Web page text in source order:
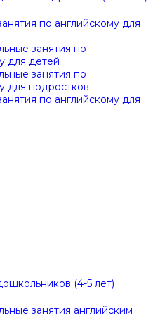
по английскому для
занятия по
для детей
занятия по
для подростков
по английскому для
(4-5 лет)
занятия английским